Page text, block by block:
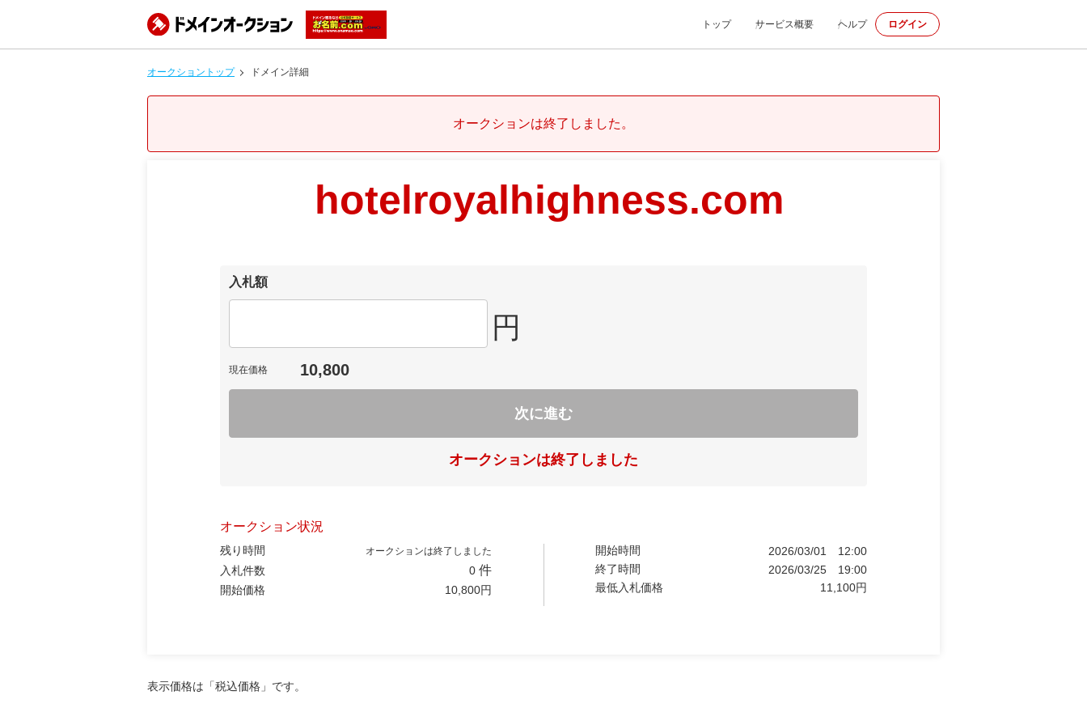
トップ サービス概要 ヘルプ ログイン
オークショントップ ドメイン詳細
オークションは終了しました。
hotelroyalhighness.com
入札額
円
現在価格 10,800
次に進む
オークションは終了しました
オークション状況
残り時間 オークションは終了しました
入札件数 0 件
開始価格 10,800円
開始時間 2026/03/01
12:00
終了時間
2026/03/25
19:00
最低入札価格
11,100円
表示価格は「税込価格」です。